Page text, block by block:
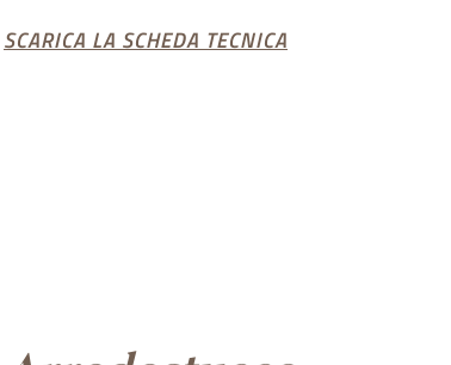
SCARICA LA SCHEDA TECNICA